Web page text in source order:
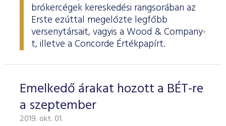
brókercégek kereskedési rangsorában az
Erste ezúttal megelőzte legfőbb
versenytársait, vagyis a Wood & Company-
t, illetve a Concorde Értékpapírt.
Emelkedő árakat hozott a BÉT-re
a szeptember
2019. okt. 01.